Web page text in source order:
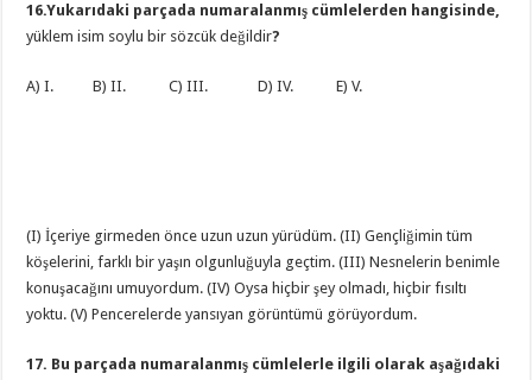
16.Yukarıdaki parçada numaralanmış cümlelerden hangisinde,
yüklem isim soylu bir sözcük değildir?
A) I. B) II. C) III. D) IV. E) V.
(I) İçeriye girmeden önce uzun uzun yürüdüm. (II) Gençliğimin tüm
köşelerini, farklı bir yaşın olgunluğuyla geçtim. (III) Nesnelerin benimle
konuşacağını umuyordum. (IV) Oysa hiçbir şey olmadı, hiçbir fısıltı
yoktu. (V) Pencerelerde yansıyan görüntümü görüyordum.
17. Bu parçada numaralanmış cümlelerle ilgili olarak aşağıdaki